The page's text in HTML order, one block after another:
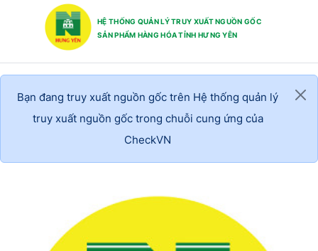
HỆ THỐNG QUẢN LÝ TRUY XUẤT NGUỒN GỐC
SẢN PHẨM HÀNG HÓA TỈNH HƯNG YÊN
Bạn đang truy xuất nguồn gốc trên Hệ thống quản lý
truy xuất nguồn gốc trong chuỗi cung ứng của
CheckVN